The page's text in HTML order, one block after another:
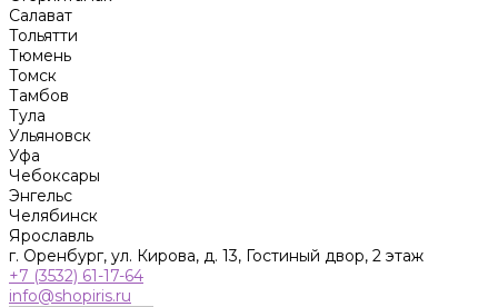
Салават
Тольятти
Тюмень
Томск
Тамбов
Тула
Ульяновск
Уфа
Чебоксары
Энгельс
Челябинск
Ярославль
г. Оренбург, ул. Кирова, д. 13, Гостиный двор, 2 этаж
+7 (3532) 61-17-64
info@shopiris.ru